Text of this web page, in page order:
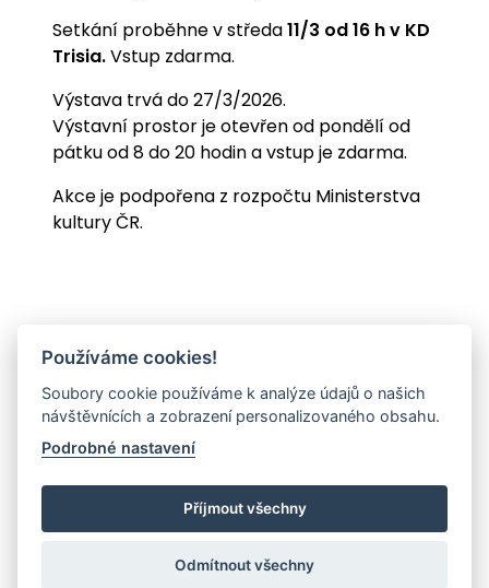
Setkání proběhne v středa11/3 od 16 h v KD
Trisia.Vstup zdarma.
Výstava trvá do 27/3/2026.
Výstavní prostor je otevřen od pondělí od
pátku od 8 do 20 hodin a vstup je zdarma.
Akce je podpořena z rozpočtu Ministerstva
kultury ČR.
Používáme cookies!
Soubory cookie používáme k analýze údajů o našich
návštěvnících a zobrazení personalizovaného obsahu.
Podrobné nastavení
Příjmout všechny
Odmítnout všechny